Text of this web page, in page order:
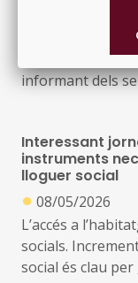
Aquesta
només en
l’econòmic, i
un lloc central
La Federació de
amb l’ACM,
informant dels
En l’acte, que
intervenir del
Municipis de
Fonollosa; el
Municipis i
comissionat per
Interessant
instruments
lloguer social
● 08/05/2026
L’accés a
socials.
social és clau